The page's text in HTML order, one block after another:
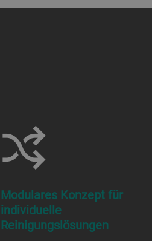
Modulares Konzept für
individuelle
Reinigungslösungen